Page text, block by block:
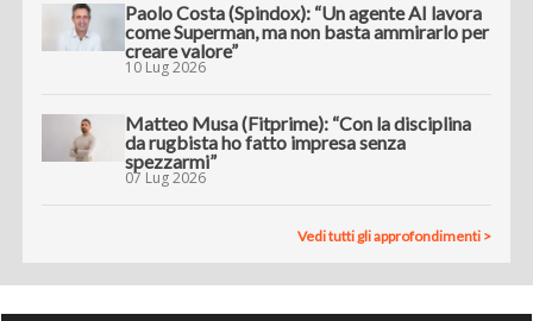
Paolo Costa (Spindox): “Un agente AI lavora
come Superman, ma non basta ammirarlo per
creare valore”
10 Lug 2026
Matteo Musa (Fitprime): “Con la disciplina
da rugbista ho fatto impresa senza
spezzarmi”
07 Lug 2026
Vedi tutti gli approfondimenti >